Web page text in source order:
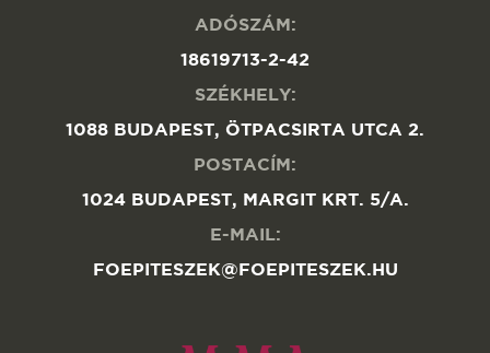
ADÓSZÁM:
18619713-2-42
SZÉKHELY:
1088 BUDAPEST, ÖTPACSIRTA UTCA 2.
POSTACÍM:
1024 BUDAPEST, MARGIT KRT. 5/A.
E-MAIL:
FOEPITESZEK@FOEPITESZEK.HU